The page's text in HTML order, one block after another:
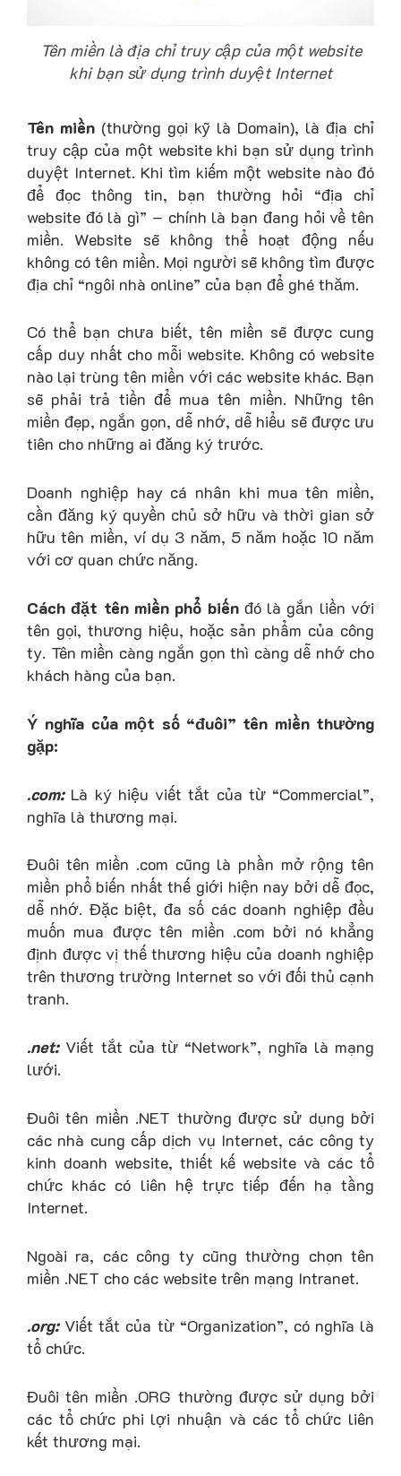
Tên miền là địa chỉ truy cập của một website
khi bạn sử dụng trình duyệt Internet
Tên miền (thường gọi kỹ là Domain), là địa chỉ
truy cập của một website khi bạn sử dụng trình
duyệt Internet. Khi tìm kiếm một website nào đó
để đọc thông tin, bạn thường hỏi “địa chỉ
website đó là gì” – chính là bạn đang hỏi về tên
miền. Website sẽ không thể hoạt động nếu
không có tên miền. Mọi người sẽ không tìm được
địa chỉ “ngôi nhà online” của bạn để ghé thăm.
Có thể bạn chưa biết, tên miền sẽ được cung
cấp duy nhất cho mỗi website. Không có website
nào lại trùng tên miền với các website khác. Bạn
sẽ phải trả tiền để mua tên miền. Những tên
miền đẹp, ngắn gọn, dễ nhớ, dễ hiểu sẽ được ưu
tiên cho những ai đăng ký trước.
Doanh nghiệp hay cá nhân khi mua tên miền,
cần đăng ký quyền chủ sở hữu và thời gian sở
hữu tên miền, ví dụ 3 năm, 5 năm hoặc 10 năm
với cơ quan chức năng.
Cách đặt tên miền phổ biếnđó là gắn liền với
tên gọi, thương hiệu, hoặc sản phẩm của công
ty. Tên miền càng ngắn gọn thì càng dễ nhớ cho
khách hàng của bạn.
Ý nghĩa của một số “đuôi” tên miền thường
gặp:
.com:Là ký hiệu viết tắt của từ “Commercial”,
nghĩa là thương mại.
Đuôi tên miền .com cũng là phần mở rộng tên
miền phổ biến nhất thế giới hiện nay bởi dễ đọc,
dễ nhớ. Đặc biệt, đa số các doanh nghiệp đều
muốn mua được tên miền .com bởi nó khẳng
định được vị thế thương hiệu của doanh nghiệp
trên thương trường Internet so với đối thủ cạnh
tranh.
.net:Viết tắt của từ “Network”, nghĩa là mạng
lưới.
Đuôi tên miền .NET thường được sử dụng bởi
các nhà cung cấp dịch vụ Internet, các công ty
kinh doanh website, thiết kế website và các tổ
chức khác có liên hệ trực tiếp đến hạ tầng
Internet.
Ngoài ra, các công ty cũng thường chọn tên
miền .NET cho các website trên mạng Intranet.
.org:Viết tắt của từ “Organization”, có nghĩa là
tổ chức.
Đuôi tên miền .ORG thường được sử dụng bởi
các tổ chức phi lợi nhuận và các tổ chức liên
kết thương mại.